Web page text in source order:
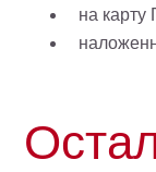
на карту